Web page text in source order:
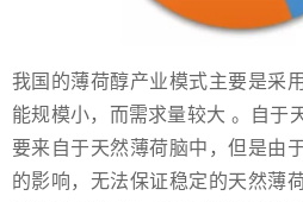
我国的薄荷醇产业模式主要是采
能规模小，而需求量较大 。自于
要来自于天然薄荷脑中，但是由
的影响，无法保证稳定的天然薄